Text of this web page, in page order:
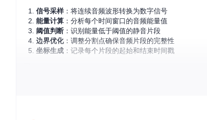
信号采样：将连续音频波形转换为数字信号
能量计算 ：分析每个时间窗口的音频能量值
阈值判断 ：识别能量低于阈值的静音片段
边界优化：调整分割点确保音频片段的完整性
坐标生成 ：记录每个片段的起始和结束时间戳
音频切片工具的参数配置面板，展示了时空坐标提取的关键